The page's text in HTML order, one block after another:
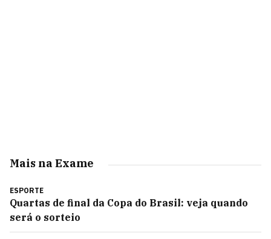
Mais na Exame
ESPORTE
Quartas de final da Copa do Brasil: veja quando
será o sorteio